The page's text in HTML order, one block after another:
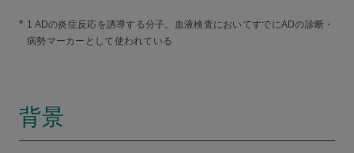
* 1 ADの炎症反応を誘導する分子。血液検査においてすでにADの診断・
病勢マーカーとして使われている
背景